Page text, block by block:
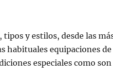
y estilos, desde las
habituales equipaciones
especiales como